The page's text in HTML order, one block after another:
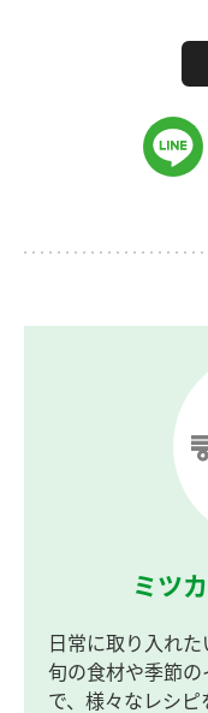
ミツ
日常に取り入れた
旬の食材や季節
で、様々なレシピ